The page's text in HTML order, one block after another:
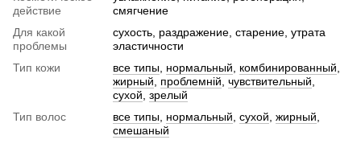
действие
смягчение
Для какой
проблемы
сухость, раздражение, старение, утрата
эластичности
Тип кожи
все типы нормальный комбинированный
жирный
проблемній чувствительный
сухой зрелый
Тип волос
все типы нормальный сухой жирный
смешаный